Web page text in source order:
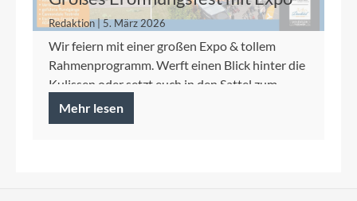
Redaktion | 5. März 2026
Wir feiern mit einer großen Expo & tollem
Rahmenprogramm. Werft einen Blick hinter die
Kulissen oder setzt euch in den Sattel zum
PreRide der ADAC Vel...
Mehr lesen